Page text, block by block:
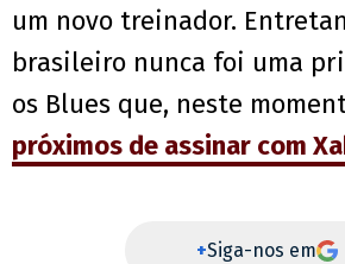
um novo treinador.
brasileiro nunca foi uma
os Blues que, neste
próximos de assinar com
+Siga-nos em